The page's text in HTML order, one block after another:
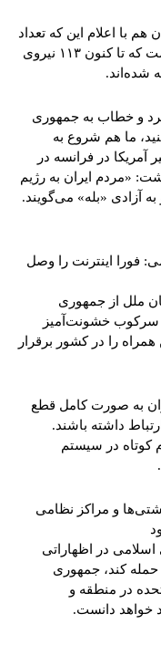
هم با اعلام این که تعداد
کشته‌شدگان نیروهای امنیتی بالاست نوشت که تا کنون ۱۱۳ نیروی
شده‌اند.
کرد و خطاب به جمهوری
ما هم شروع به
آمریکا در فرانسه در
«مردم ایران به رژیم
آزادی «بله» می‌گویند.
فورا اینترنت را وصل
ملل از جمهوری
سرکوب خشونت‌آمیز
همراه را در کشور برقرار
ایران به صورت کامل قطع
داشته باشند.
کوتاه در سیستم
و مراکز نظامی
در اظهاراتی
حمله کند، جمهوری
در منطقه و
خواهد دانست.